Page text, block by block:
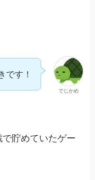
でじかめ
です！
貯めていたゲー